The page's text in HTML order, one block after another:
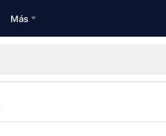
Más